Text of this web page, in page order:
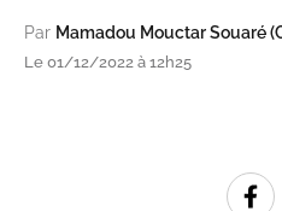
Par Mamadou Mouctar Souaré
Le 01/12/2022 à 12h25